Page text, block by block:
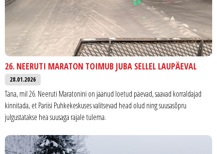
26. NEERUTI MARATON TOIMUB JUBA SELLEL LAUPÄEVAL
28.01.2026
Täna, mil 26. Neeruti Maratonini on jäänud loetud päevad, saavad korraldajad
kinnitada, et Pariisi Puhkekeskuses valitsevad head olud ning suusasõpru
julgustatakse hea suusaga rajale tulema.